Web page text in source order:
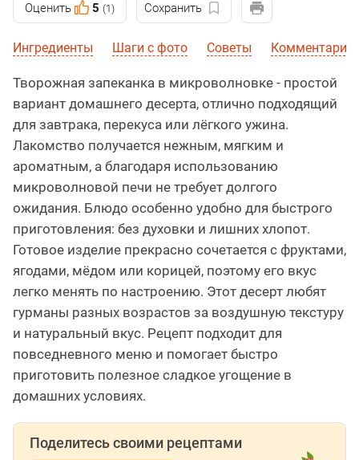
Оценить 5 (1) Сохранить
Ингредиенты Шаги с фото Советы Комментарии
Творожная запеканка в микроволновке - простой
вариант домашнего десерта, отлично подходящий
для завтрака, перекуса или лёгкого ужина.
Лакомство получается нежным, мягким и
ароматным, а благодаря использованию
микроволновой печи не требует долгого
ожидания. Блюдо особенно удобно для быстрого
приготовления: без духовки и лишних хлопот.
Готовое изделие прекрасно сочетается с фруктами,
ягодами, мёдом или корицей, поэтому его вкус
легко менять по настроению. Этот десерт любят
гурманы разных возрастов за воздушную текстуру
и натуральный вкус. Рецепт подходит для
повседневного меню и помогает быстро
приготовить полезное сладкое угощение в
домашних условиях.
Поделитесь своими рецептами